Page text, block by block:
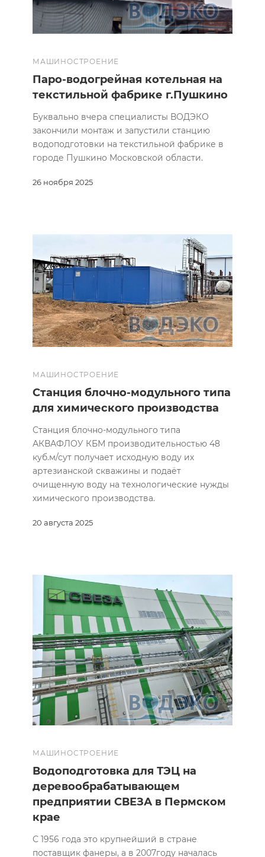
МАШИНОСТРОЕНИЕ
26 ноября 2025
Паро-водогрейная котельная на
текстильной фабрике г.Пушкино
Буквально вчера специалисты ВОДЭКО
закончили монтаж и запустили станцию
водоподготовки на текстильной фабрике в
городе Пушкино Московской области.
МАШИНОСТРОЕНИЕ
20 августа 2025
Станция блочно-модульного типа
для химического производства
Станция блочно-модульного типа
АКВАФЛОУ КБМ производительностью 48
куб.м/сут получает исходную воду их
артезианской скважины и подаёт
очищенную воду на технологические нужды
химического производства.
МАШИНОСТРОЕНИЕ
Водоподготовка для ТЭЦ на
деревообрабатывающем
предприятии СВЕЗА в Пермском
крае
С 1956 года это крупнейший в стране
поставщик фанеры, а в 2007году началась